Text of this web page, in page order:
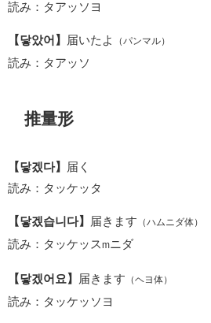
読み：タアッソヨ
【닿았어】 届いたよ （パンマル）
読み：タアッソ
推量形
【닿겠다】
届く
読み：タッケッタ
【닿겠습니다】 届きます （ハムニダ体）
読み：タッケッス m ニダ
【닿겠어요】 届きます （ヘヨ体）
読み：タッケッソヨ